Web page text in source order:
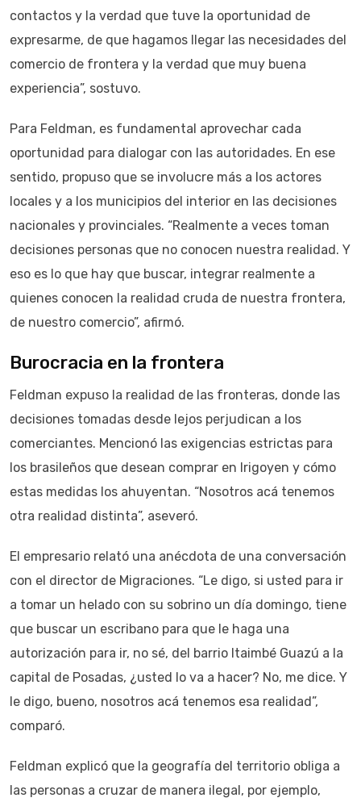
contactos y la verdad que tuve la oportunidad de
expresarme, de que hagamos llegar las necesidades del
comercio de frontera y la verdad que muy buena
experiencia”, sostuvo.
Para Feldman, es fundamental aprovechar cada
oportunidad para dialogar con las autoridades. En ese
sentido, propuso que se involucre más a los actores
locales y a los municipios del interior en las decisiones
nacionales y provinciales. “Realmente a veces toman
decisiones personas que no conocen nuestra realidad. Y
eso es lo que hay que buscar, integrar realmente a
quienes conocen la realidad cruda de nuestra frontera,
de nuestro comercio”, afirmó.
Burocracia en la frontera
Feldman expuso la realidad de las fronteras, donde las
decisiones tomadas desde lejos perjudican a los
comerciantes. Mencionó las exigencias estrictas para
los brasileños que desean comprar en Irigoyen y cómo
estas medidas los ahuyentan. “Nosotros acá tenemos
otra realidad distinta”, aseveró.
El empresario relató una anécdota de una conversación
con el director de Migraciones. “Le digo, si usted para ir
a tomar un helado con su sobrino un día domingo, tiene
que buscar un escribano para que le haga una
autorización para ir, no sé, del barrio Itaimbé Guazú a la
capital de Posadas, ¿usted lo va a hacer? No, me dice. Y
le digo, bueno, nosotros acá tenemos esa realidad”,
comparó.
Feldman explicó que la geografía del territorio obliga a
las personas a cruzar de manera ilegal, por ejemplo,